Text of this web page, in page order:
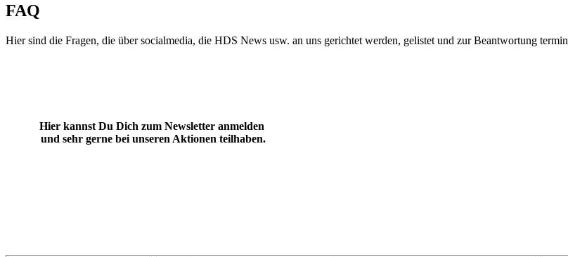
FAQ
Hier sind die Fragen, die über socialmedia, die HDS News usw. an uns gerichtet werden, gelistet und zur Beantwortung
Hier kannst Du Dich zum Newsletter anmelden
und sehr gerne bei unseren Aktionen teilhaben.